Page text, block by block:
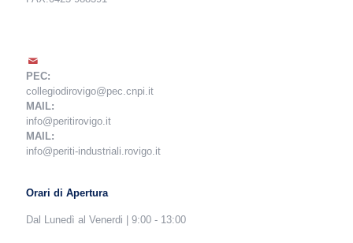
PEC:
collegiodirovigo@pec.cnpi.it
MAIL:
info@peritirovigo.it
MAIL:
info@periti-industriali.rovigo.it
Orari di Apertura
Dal Lunedì al Venerdi | 9:00 - 13:00